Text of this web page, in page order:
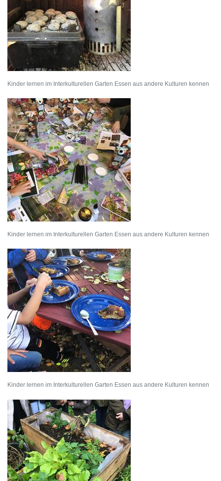
Kinder lernen im Interkulturellen Garten Essen aus andere Kulturen kennen
Kinder lernen im Interkulturellen Garten Essen aus andere Kulturen kennen
Kinder lernen im Interkulturellen Garten Essen aus andere Kulturen kennen